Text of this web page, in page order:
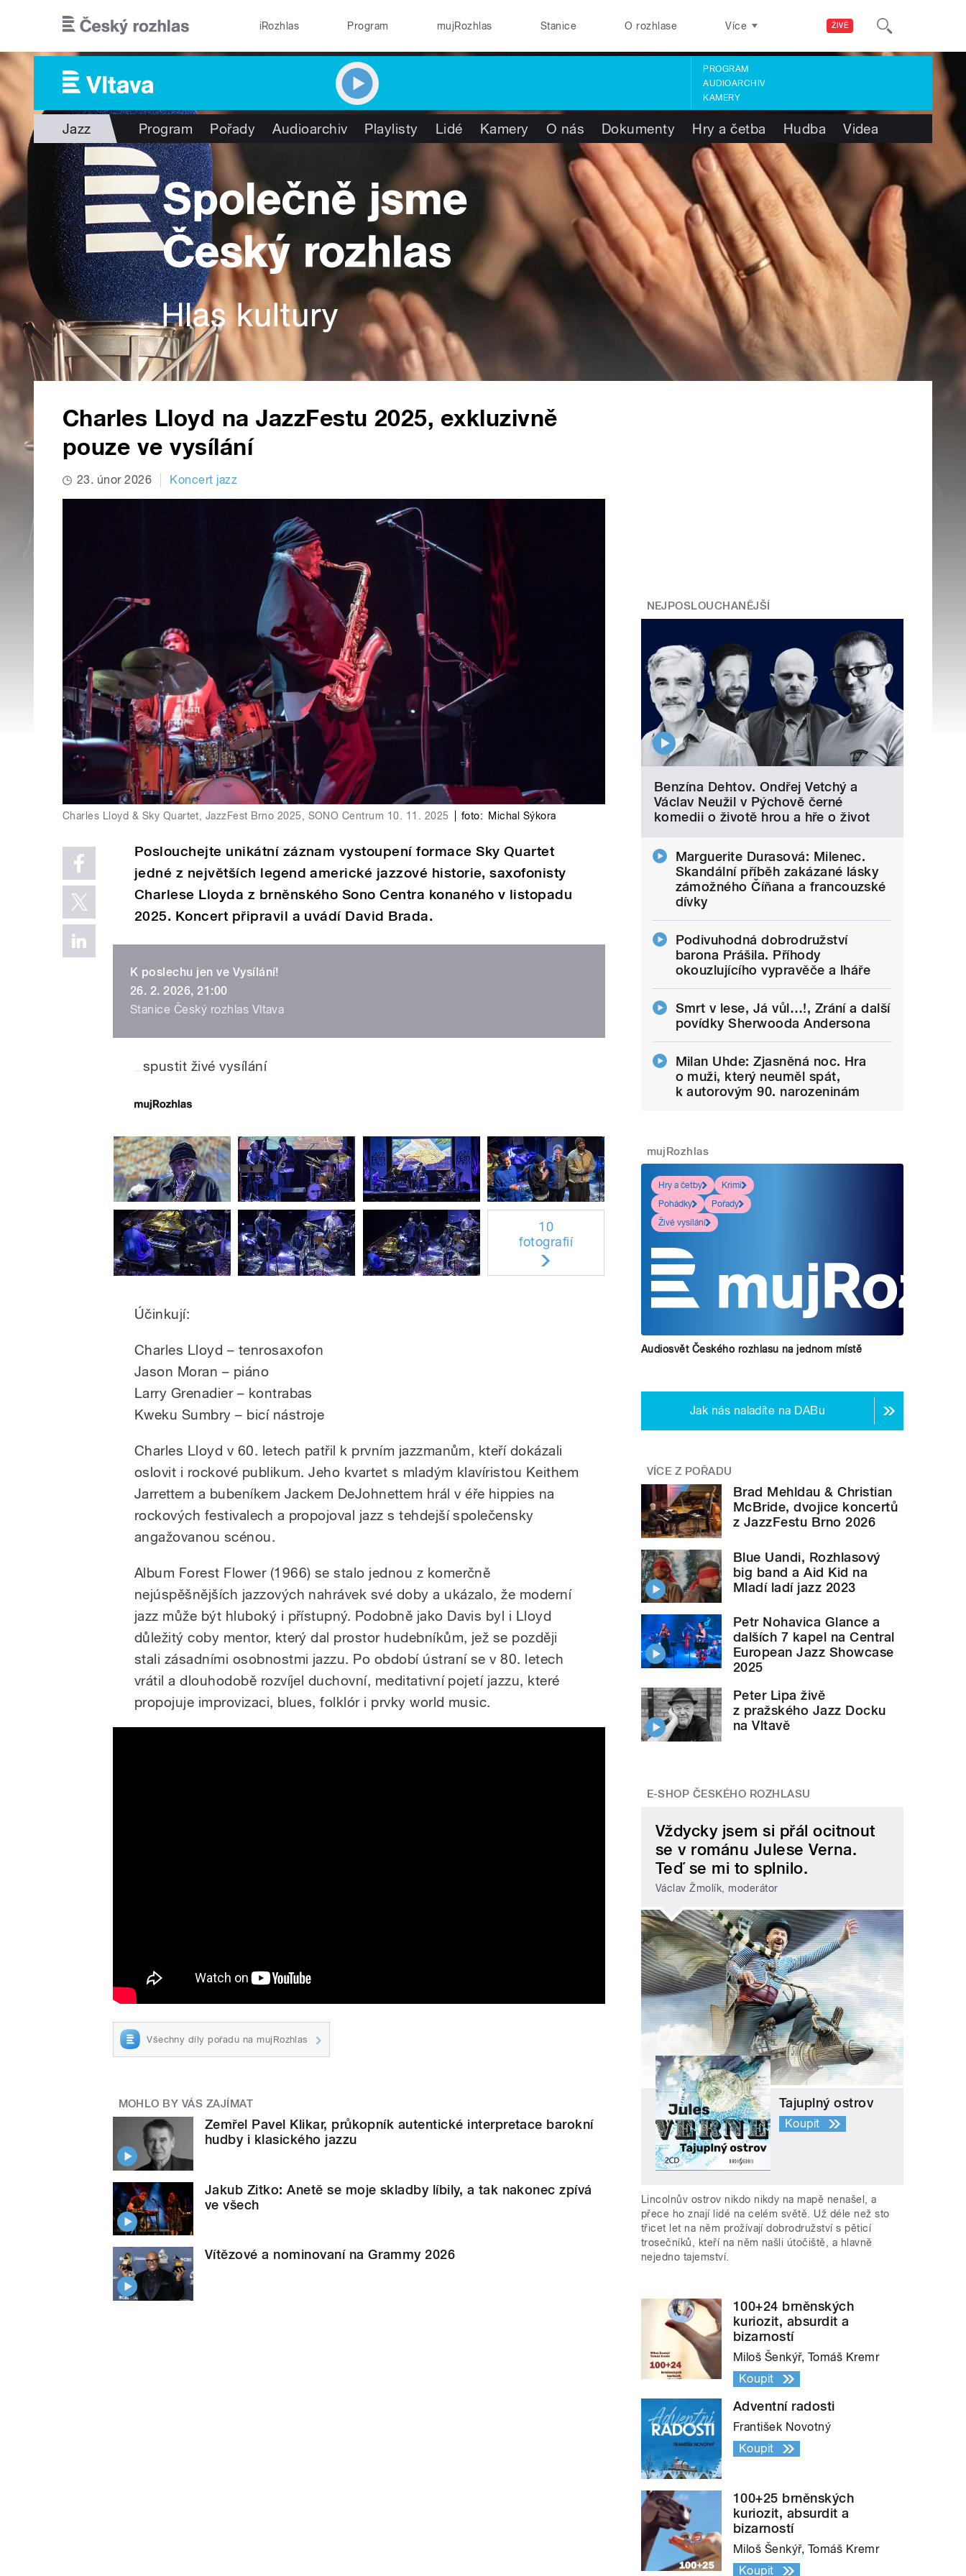
ŽIVĚ
iRozhlas Program mujRozhlas Stanice O rozhlase Více
PROGRAM
AUDIOARCHIV
KAMERY
Jazz Program Pořady Audioarchiv Playlisty Lidé Kamery O nás Dokumenty Hry a četba Hudba Videa
Charles Lloyd na JazzFestu 2025, exkluzivně
pouze ve vysílání
23. únor 2026 Koncert jazz
Charles Lloyd & Sky Quartet, JazzFest Brno 2025, SONO Centrum 10. 11. 2025 foto: Michal Sýkora
Poslouchejte unikátní záznam vystoupení formace Sky Quartet
jedné z největších legend americké jazzové historie, saxofonisty
Charlese Lloyda z brněnského Sono Centra konaného v listopadu
2025. Koncert připravil a uvádí David Brada.
K poslechu jen ve Vysílání!
26. 2. 2026, 21:00
Stanice Český rozhlas Vltava
spustit živé vysílání
10
fotografií
Účinkují:
Charles Lloyd – tenrosaxofon
Jason Moran – piáno
Larry Grenadier – kontrabas
Kweku Sumbry – bicí nástroje
Charles Lloyd v 60. letech patřil k prvním jazzmanům, kteří dokázali
oslovit i rockové publikum. Jeho kvartet s mladým klavíristou Keithem
Jarrettem a bubeníkem Jackem DeJohnettem hrál v éře hippies na
rockových festivalech a propojoval jazz s tehdejší společensky
angažovanou scénou.
Album Forest Flower (1966) se stalo jednou z komerčně
nejúspěšnějších jazzových nahrávek své doby a ukázalo, že moderní
jazz může být hluboký i přístupný. Podobně jako Davis byl i Lloyd
důležitý coby mentor, který dal prostor hudebníkům, jež se později
stali zásadními osobnostmi jazzu. Po období ústraní se v 80. letech
vrátil a dlouhodobě rozvíjel duchovní, meditativní pojetí jazzu, které
propojuje improvizaci, blues, folklór i prvky world music.
Všechny díly pořadu na mujRozhlas
MOHLO BY VÁS ZAJÍMAT
Zemřel Pavel Klikar, průkopník autentické interpretace barokní
hudby i klasického jazzu
Jakub Zitko: Anetě se moje skladby líbily, a tak nakonec zpívá
ve všech
Vítězové a nominovaní na Grammy 2026
NEJPOSLOUCHANĚJŠÍ
Benzína Dehtov. Ondřej Vetchý a
Václav Neužil v Pýchově černé
komedii o životě hrou a hře o život
Marguerite Durasová: Milenec.
Skandální příběh zakázané lásky
zámožného Číňana a francouzské
dívky
Podivuhodná dobrodružství
barona Prášila. Příhody
okouzlujícího vypravěče a lháře
Smrt v lese, Já vůl…!, Zrání a další
povídky Sherwooda Andersona
Milan Uhde: Zjasněná noc. Hra
o muži, který neuměl spát,
k autorovým 90. narozeninám
mujRozhlas
Hry a četby
Krimi
Pohádky
Pořady
Živé vysílání
Audiosvět Českého rozhlasu na jednom místě
Jak nás naladíte na DABu
VÍCE Z POŘADU
Brad Mehldau & Christian
McBride, dvojice koncertů
z JazzFestu Brno 2026
Blue Uandi, Rozhlasový
big band a Aid Kid na
Mladí ladí jazz 2023
Petr Nohavica Glance a
dalších 7 kapel na Central
European Jazz Showcase
2025
Peter Lipa živě
z pražského Jazz Docku
na Vltavě
E-SHOP ČESKÉHO ROZHLASU
Vždycky jsem si přál ocitnout
se v románu Julese Verna.
Teď se mi to splnilo.
Václav Žmolík, moderátor
Tajuplný ostrov
Koupit
Lincolnův ostrov nikdo nikdy na mapě nenašel, a
přece ho znají lidé na celém světě. Už déle než sto
třicet let na něm prožívají dobrodružství s pěticí
trosečníků, kteří na něm našli útočiště, a hlavně
nejedno tajemství.
100+24 brněnských
kuriozit, absurdit a
bizarností
Miloš Šenkýř, Tomáš Kremr
Koupit
Adventní radosti
František Novotný
Koupit
100+25 brněnských
kuriozit, absurdit a
bizarností
Miloš Šenkýř, Tomáš Kremr
Koupit